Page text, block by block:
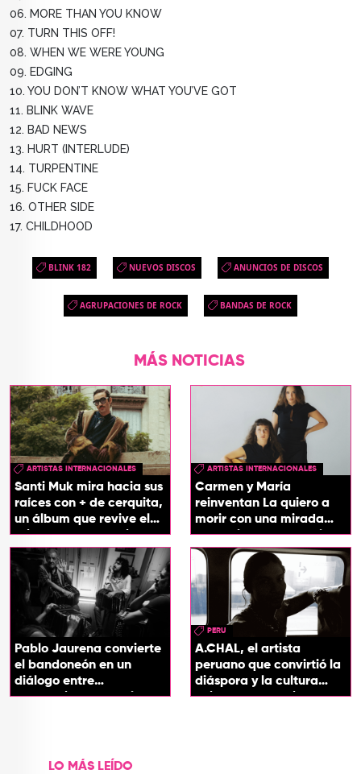
06. MORE THAN YOU KNOW
07. TURN THIS OFF!
08. WHEN WE WERE YOUNG
09. EDGING
10. YOU DON’T KNOW WHAT YOU’VE GOT
11. BLINK WAVE
12. BAD NEWS
13. HURT (INTERLUDE)
14. TURPENTINE
15. FUCK FACE
16. OTHER SIDE
17. CHILDHOOD
BLINK 182 NUEVOS DISCOS ANUNCIOS DE DISCOS
AGRUPACIONES DE ROCK BANDAS DE ROCK
MÁS NOTICIAS
ARTISTAS INTERNACIONALES
Santi Muk mira hacia sus
raíces con + de cerquita,
un álbum que revive el
origen de sus canciones
ARTISTAS INTERNACIONALES
Carmen y María
reinventan La quiero a
morir con una mirada
entre el flamenco y el
soul
Pablo Jaurena convierte
el bandoneón en un
diálogo entre
generaciones con el
PERU
A.CHAL, el artista
peruano que convirtió la
diáspora y la cultura
chicha en su sonido
LO MÁS LEÍDO